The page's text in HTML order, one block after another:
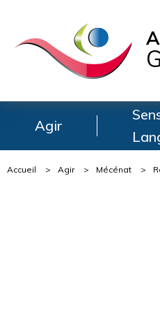
Agir
Accueil > Agir > Mécénat >